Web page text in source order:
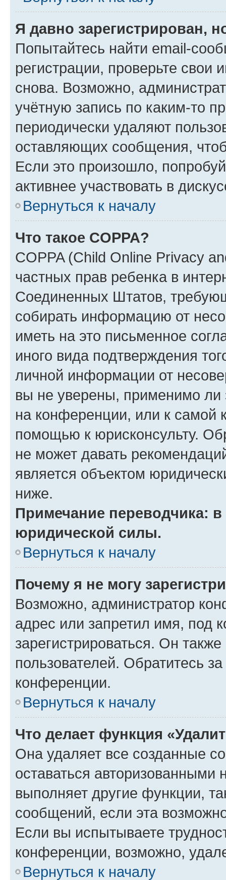
Я давно зарегистрирован,
Попытайтесь найти email-
регистрации, проверьте свои
снова. Возможно,
учётную запись по каким-то
периодически удаляют
оставляющих сообщения,
Если это произошло,
активнее участвовать в
Вернуться к началу
Что такое COPPA?
COPPA (Child Online Privacy
частных прав ребенка в
Соединенных Штатов,
собирать информацию от
иметь на это письменное
иного вида подтверждения
личной информации от
вы не уверены, применимо ли
на конференции, или к самой
помощью к юрисконсульту.
не может давать
является объектом
ниже.
Примечание переводчика:
юридической силы.
Вернуться к началу
Почему я не могу
Возможно, администратор
адрес или запретил имя, под
зарегистрироваться. Он
пользователей. Обратитесь
конференции.
Вернуться к началу
Что делает функция
Она удаляет все созданные
оставаться авторизованными
выполняет другие функции,
сообщений, если эта
Если вы испытываете
конференции, возможно,
Вернуться к началу